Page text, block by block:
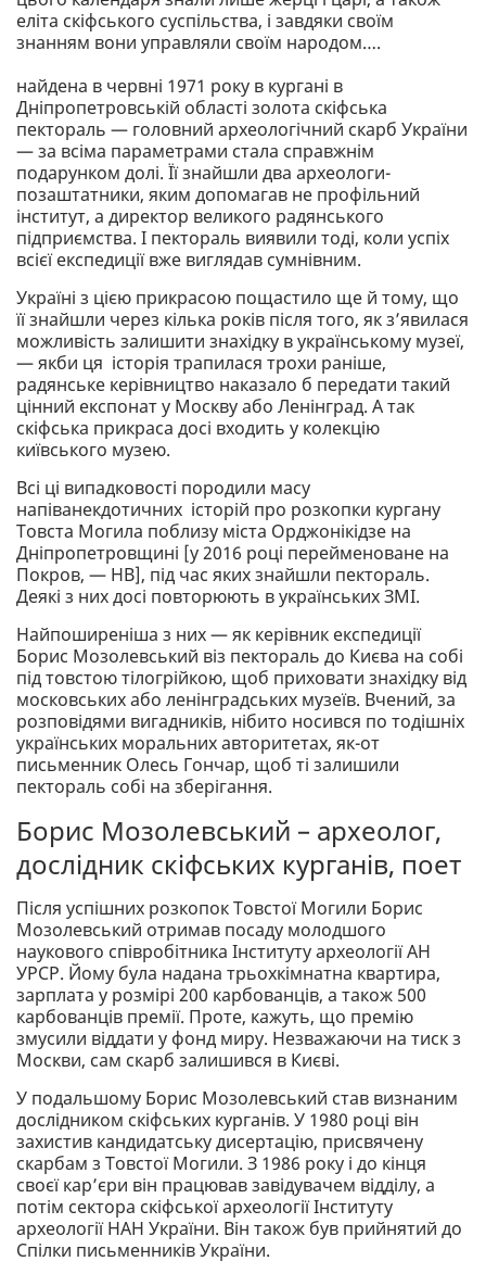
еліта скіфського суспільства, і завдяки своїм
знанням вони управляли своїм народом….
найдена в червні 1971 року в кургані в
Дніпропетровській області золота скіфська
пектораль — головний археологічний скарб України
— за всіма параметрами стала справжнім
подарунком долі. Її знайшли два археологи-
позаштатники, яким допомагав не профільний
інститут, а директор великого радянського
підприємства. І пектораль виявили тоді, коли успіх
всієї експедиції вже виглядав сумнівним.
Україні з цією прикрасою пощастило ще й тому, що
її знайшли через кілька років після того, як з’явилася
можливість залишити знахідку в українському музеї,
— якби ця історія трапилася трохи раніше,
радянське керівництво наказало б передати такий
цінний експонат у Москву або Ленінград. А так
скіфська прикраса досі входить у колекцію
київського музею.
Всі ці випадковості породили масу
напіванекдотичних історій про розкопки кургану
Товста Могила поблизу міста Орджонікідзе на
Дніпропетровщині [у 2016 році перейменоване на
Покров, — НВ], під час яких знайшли пектораль.
Деякі з них досі повторюють в українських ЗМІ.
Найпоширеніша з них — як керівник експедиції
Борис Мозолевський віз пектораль до Києва на собі
під товстою тілогрійкою, щоб приховати знахідку від
московських або ленінградських музеїв. Вчений, за
розповідями вигадників, нібито носився по тодішніх
українських моральних авторитетах, як-от
письменник Олесь Гончар, щоб ті залишили
пектораль собі на зберігання.
Борис Мозолевський – археолог,
дослідник скіфських курганів, поет
Після успішних розкопок Товстої Могили Борис
Мозолевський отримав посаду молодшого
наукового співробітника Інституту археології АН
УРСР. Йому була надана трьохкімнатна квартира,
зарплата у розмірі 200 карбованців, а також 500
карбованців премії. Проте, кажуть, що премію
змусили віддати у фонд миру. Незважаючи на тиск з
Москви, сам скарб залишився в Києві.
У подальшому Борис Мозолевський став визнаним
дослідником скіфських курганів. У 1980 році він
захистив кандидатську дисертацію, присвячену
скарбам з Товстої Могили. З 1986 року і до кінця
своєї кар’єри він працював завідувачем відділу, а
потім сектора скіфської археології Інституту
археології НАН України. Він також був прийнятий до
Спілки письменників України.